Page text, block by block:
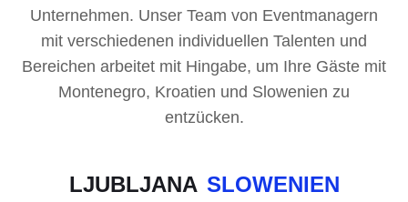
Unternehmen. Unser Team von Eventmanagern
mit verschiedenen individuellen Talenten und
Bereichen arbeitet mit Hingabe, um Ihre Gäste mit
Montenegro, Kroatien und Slowenien zu
entzücken.
LJUBLJANA SLOWENIEN